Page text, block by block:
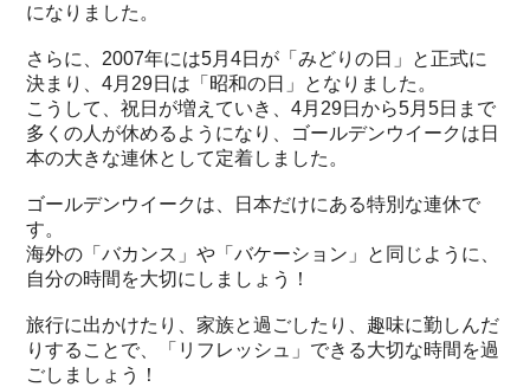
になりました。
さらに、2007年には5月4日が「みどりの日」と正式に
決まり、4月29日は「昭和の日」となりました。
こうして、祝日が増えていき、4月29日から5月5日まで
多くの人が休めるようになり、ゴールデンウイークは日
本の大きな連休として定着しました。
ゴールデンウイークは、日本だけにある特別な連休で
す。
海外の「バカンス」や「バケーション」と同じように、
自分の時間を大切にしましょう！
旅行に出かけたり、家族と過ごしたり、趣味に勤しんだ
りすることで、「リフレッシュ」できる大切な時間を過
ごしましょう！